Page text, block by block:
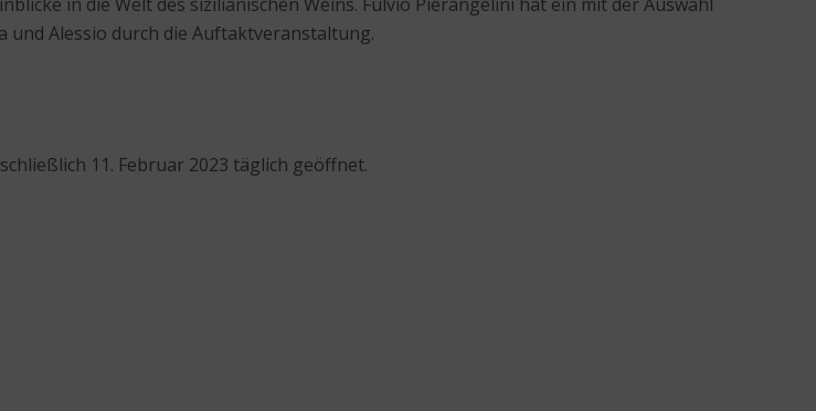
Alessio durch die Auftaktveranstaltung.
11. Februar 2023 täglich geöffnet.